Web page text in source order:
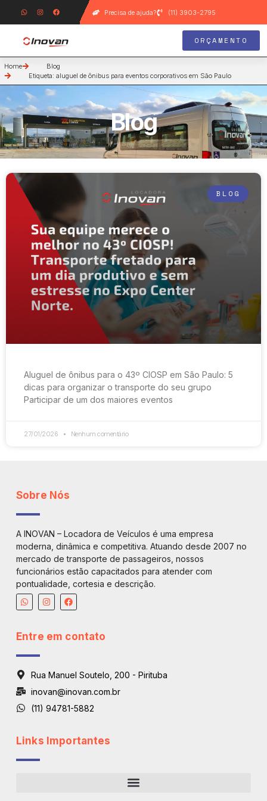
Precisa de ajuda? (11) 3903-2795
ORÇAMENTO
Home
Blog
Etiqueta: aluguel de ônibus para eventos corporativos em São Paulo
Blog
BLOG
Aluguel de ônibus para o 43º CIOSP em São Paulo: 5
dicas para organizar o transporte do seu grupo
Participar de um dos maiores eventos
27/01/2026 Nenhum comentário
Sobre Nós
A INOVAN – Locadora de Veículos é uma empresa
moderna, dinâmica e competitiva. Atuando desde 2007 no
mercado de transporte de passageiros, nossos
funcionários estão capacitados para atender com
pontualidade, cortesia e descrição.
Entre em contato
Rua Manuel Soutelo, 200 - Pirituba
inovan@inovan.com.br
(11) 94781-5882
Links Importantes